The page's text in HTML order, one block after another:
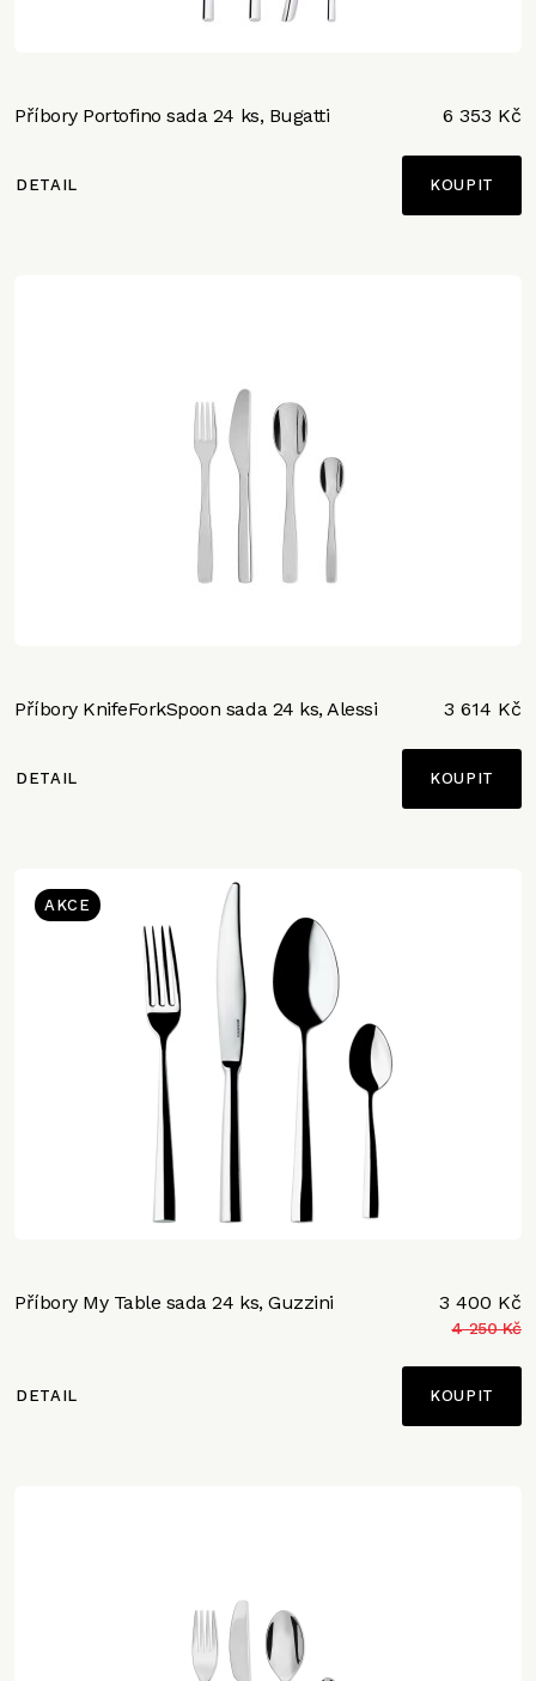
Příbory Portofino sada 24 ks, Bugatti 6 353 Kč
DETAIL
Příbory KnifeForkSpoon sada 24 ks, Alessi 3 614 Kč
DETAIL
AKCE
Příbory My Table sada 24 ks, Guzzini 3 400 Kč
4 250 Kč
DETAIL